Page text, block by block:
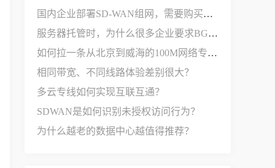
国内企业部署SD-WAN组网，需要购买哪些设备和服务？
服务器托管时，为什么很多企业要求BGP多线接入？
如何拉一条从北京到威海的100M网络专线？
相同带宽、不同线路体验差别很大？
多云专线如何实现互联互通？
SDWAN是如何识别未授权访问行为？
为什么越老的数据中心越值得推荐？